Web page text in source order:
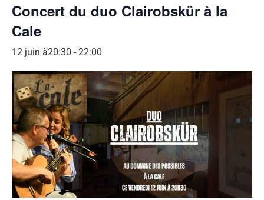
Concert du duo Clairobskür à la
Cale
12 juin à20:30 - 22:00